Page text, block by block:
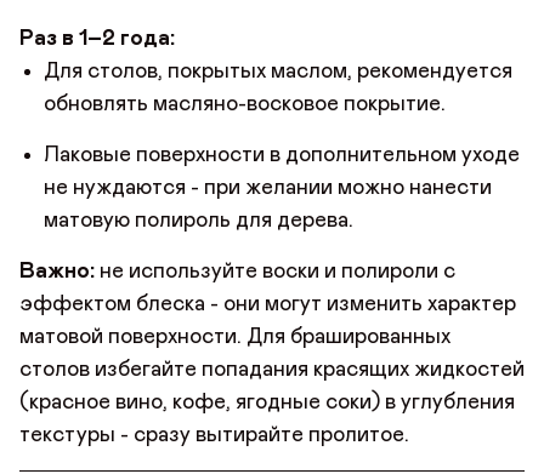
Раз в 1–2 года:
Для столов, покрытых маслом, рекомендуется
обновлять масляно-восковое покрытие.
Лаковые поверхности в дополнительном уходе
не нуждаются - при желании можно нанести
матовую полироль для дерева.
Важно: не используйте воски и полироли с
эффектом блеска - они могут изменить характер
матовой поверхности. Для брашированных
столов избегайте попадания красящих жидкостей
(красное вино, кофе, ягодные соки) в углубления
текстуры - сразу вытирайте пролитое.